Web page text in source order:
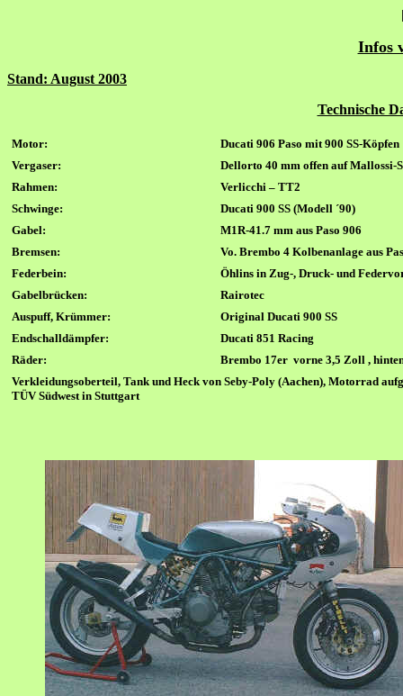
Infos
Stand: August 2003
Technische
Motor:
Ducati 906 Paso mit 900 SS-Köpfen
Vergaser:
Dellorto 40 mm offen auf Mallossi-
Rahmen:
Verlicchi – TT2
Schwinge:
Ducati 900 SS (Modell ´90)
Gabel:
M1R-41.7 mm aus Paso 906
Bremsen:
Vo. Brembo 4 Kolbenanlage aus
Federbein:
Öhlins in Zug-, Druck- und
Gabelbrücken:
Rairotec
Auspuff, Krümmer: Original Ducati 900 SS
Endschalldämpfer:
Ducati 851 Racing
Räder:
Brembo 17er vorne 3,5 Zoll ,
Verkleidungsoberteil, Tank und Heck von Seby-Poly (Aachen), Motorrad aufg
TÜV Südwestin Stuttgart